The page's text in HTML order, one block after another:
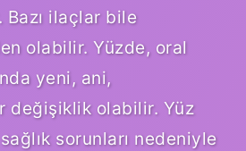
ilaçlar bile
olabilir. Yüzde, oral
yeni, ani,
değişiklik olabilir. Yüz
sorunları nedeniyle